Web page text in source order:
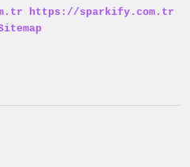
https://sparkify.com.tr